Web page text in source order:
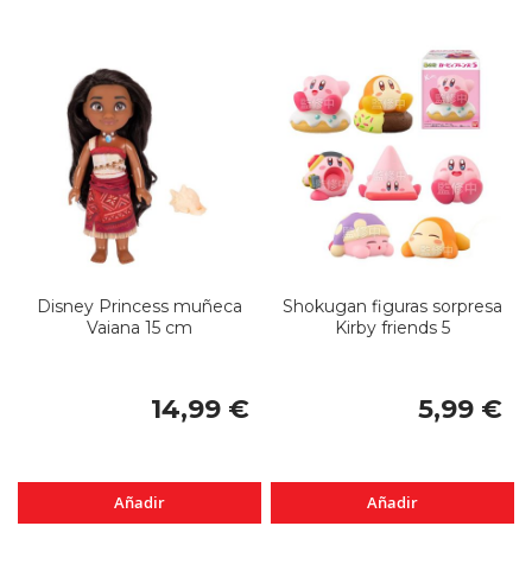
Disney Princess muñeca
Vaiana 15 cm
14,99 €
Añadir
Shokugan figuras sorpresa
Kirby friends 5
5,99 €
Añadir